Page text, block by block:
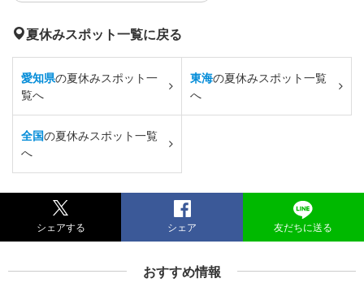
夏休みスポット一覧に戻る
愛知県の夏休みスポット一
覧へ
東海の夏休みスポット一覧
へ
全国の夏休みスポット一覧
へ
シェアする シェア 友だちに送る
おすすめ情報